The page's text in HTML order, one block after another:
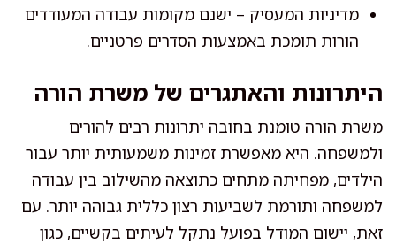
מדיניות המעסיק – ישנם מקומות עבודה המעודדים
הורות תומכת באמצעות הסדרים פרטניים.
היתרונות והאתגרים של משרת הורה
משרת הורה טומנת בחובה יתרונות רבים להורים
ולמשפחה. היא מאפשרת זמינות משמעותית יותר עבור
הילדים, מפחיתה מתחים כתוצאה מהשילוב בין עבודה
למשפחה ותורמת לשביעות רצון כללית גבוהה יותר. עם
זאת, יישום המודל בפועל נתקל לעיתים בקשיים, כגון